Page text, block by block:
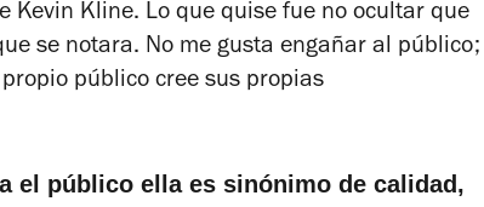
Kevin Kline. Lo que quise fue no ocultar que
se notara. No me gusta engañar al público;
público cree sus propias
el público ella es sinónimo de calidad,